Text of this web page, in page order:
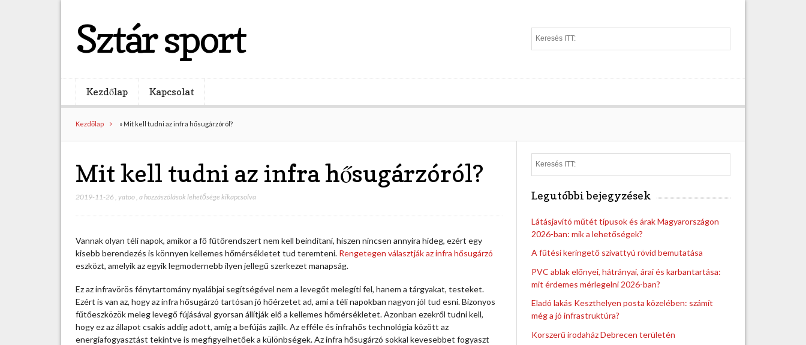
Sztár sport
e
c
Kezdőlap Kapcsolat
Kezdőlap » Mit kell tudni az infra hősugárzóról?
Mit kell tudni az infra hősugárzóról?
2019-11-26 ,yatoo ,M
e
l
l
t
d
i
a hozzászólások lehetősége kikapcsolva
Vannak olyan téli napok, amikor a fő fűtőrendszert nem kell beindítani, hiszen nincsen annyira hideg, ezért egy
kisebb berendezés is könnyen kellemes hőmérsékletet tud teremteni. Rengetegen választják az infra hősugárzó
eszközt, amelyik az egyik legmodernebb ilyen jellegű szerkezet manapság.
Ez az infravörös fénytartomány nyalábjai segítségével nem a levegőt melegíti fel, hanem a tárgyakat, testeket.
Ezért is van az, hogy az infra hősugárzó tartósan jó hőérzetet ad, ami a téli napokban nagyon jól tud esni. Bizonyos
fűtőeszközök meleg levegő fújásával gyorsan állítják elő a kellemes hőmérsékletet.Azonban ezekről tudni kell,
hogy ez az állapot csakis addig adott, amíg a befújás zajlik. Az efféle és infrahős technológia között az
energiafogyasztást tekintve is megfigyelhetőek a különbségek. Az infra hősugárzó sokkal kevesebbet fogyaszt
e
Legutóbbi bejegyzések
Látásjavító műtét típusok és árak Magyarországon
2026-ban: mik a lehetőségek?
A fűtési keringető szivattyú rövid bemutatása
PVC ablak előnyei, hátrányai, árai és karbantartása:
mit érdemes mérlegelni 2026-ban?
Eladó lakás Keszthelyen posta közelében: számít
még a jó infrastruktúra?
Korszerű irodaház Debrecen területén